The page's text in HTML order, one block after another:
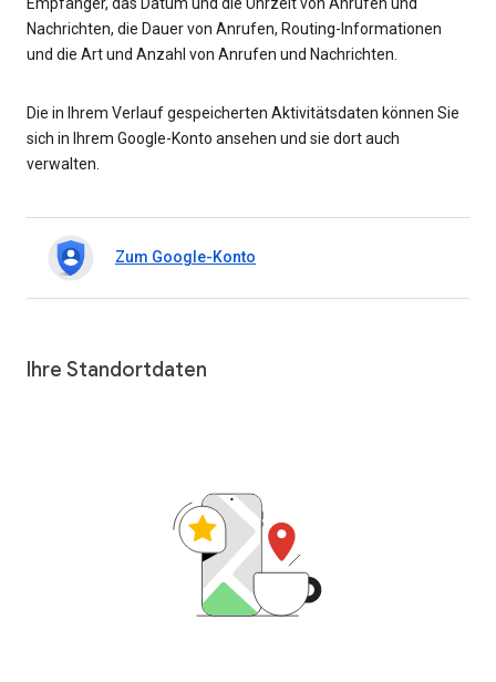
Empfänger, das Datum und die Uhrzeit von Anrufen und
Nachrichten, die Dauer von Anrufen, Routing-Informationen
und die Art und Anzahl von Anrufen und Nachrichten.
Die in Ihrem Verlauf gespeicherten Aktivitätsdaten können Sie
sich in Ihrem Google-Konto ansehen und sie dort auch
verwalten.
Zum Google-Konto
Ihre Standortdaten